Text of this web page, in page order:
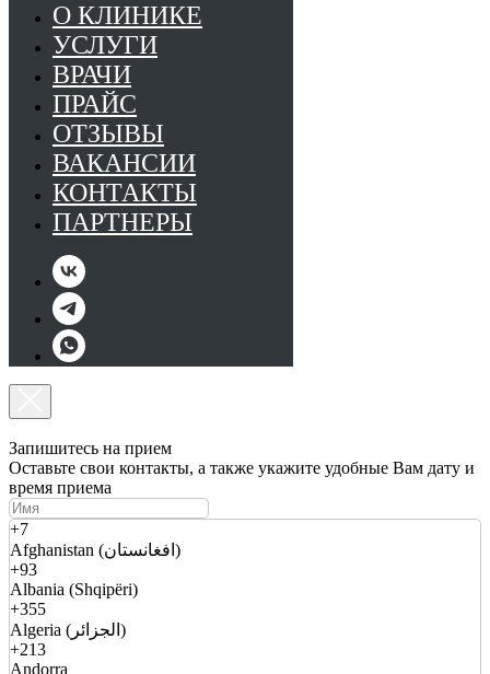
О КЛИНИКЕ
УСЛУГИ
ВРАЧИ
ПРАЙС
ОТЗЫВЫ
ВАКАНСИИ
КОНТАКТЫ
ПАРТНЕРЫ
Запишитесь на прием
Оставьте свои контакты, а также укажите удобные Вам дату и
время приема
+7
Afghanistan (افغانستان)
+93
Albania (Shqipëri)
+355
Algeria (الجزائر)
+213
Andorra